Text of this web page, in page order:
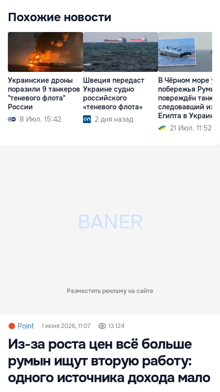
Похожие новости
Украинские дроны
поразили 9 танкеров
"теневого флота"
России
8 Июл. 15:42
Швеция передаст
Украине судно
российского
«теневого флота»
2 дня назад
В Чёрном море у
побережья
повреждён
следовавший из
Египта в Украину
21 Июл. 11:52
Разместить рекламу на сайте
Point 1 июня 2026, 11:07 13 124
Из-за роста цен всё больше
румын ищут вторую работу:
одного источника дохода мало